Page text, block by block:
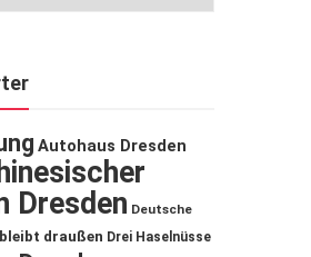
Autohaus Dresden
Dresden Deutsche
draußen Drei Haselnüsse